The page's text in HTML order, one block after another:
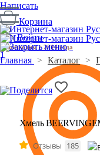
Написать
Корзина
Войти
Производим с 2014 года
1
Главная > Каталог >
Хмель
Отзывы 185